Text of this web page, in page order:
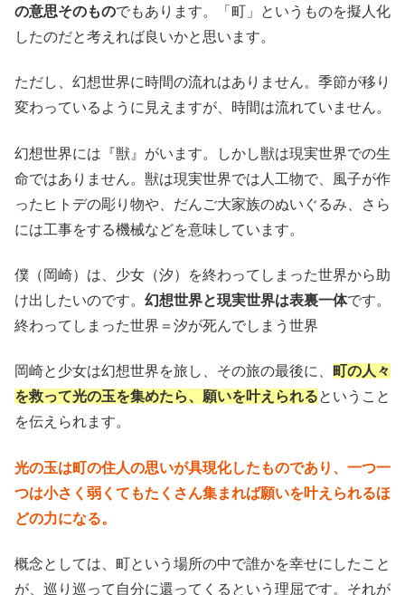
の意思そのものでもあります。「町」というものを擬人化
したのだと考えれば良いかと思います。
ただし、幻想世界に時間の流れはありません。季節が移り
変わっているように見えますが、時間は流れていません。
幻想世界には『獣』がいます。しかし獣は現実世界での生
命ではありません。獣は現実世界では人工物で、風子が作
ったヒトデの彫り物や、だんご大家族のぬいぐるみ、さら
には工事をする機械などを意味しています。
僕（岡崎）は、少女（汐）を終わってしまった世界から助
け出したいのです。 幻想世界と現実世界は表裏一体です。
終わってしまった世界＝汐が死んでしまう世界
岡崎と少女は幻想世界を旅し、その旅の最後に、 町の人々
を救って光の玉を集めたら、願いを叶えられるということ
を伝えられます。
光の玉は町の住人の思いが具現化したものであり、一つ一
つは小さく弱くてもたくさん集まれば願いを叶えられるほ
どの力になる。
概念としては、町という場所の中で誰かを幸せにしたこと
が、巡り巡って自分に還ってくるという理屈です。それが